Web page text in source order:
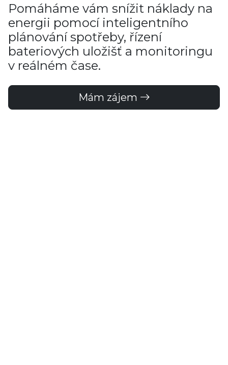
Pomáháme vám snížit náklady na
energii pomocí inteligentního
plánování spotřeby, řízení
bateriových uložišť a monitoringu
v reálném čase.
Mám zájem